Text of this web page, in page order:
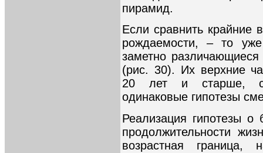
пирамид.
Если сравнить крайние
рождаемости, – то
заметно
(рис. 30). Их верхние
20 лет и старше,
одинаковые гипотезы
Реализация гипотезы
продолжительности
возрастная граница,